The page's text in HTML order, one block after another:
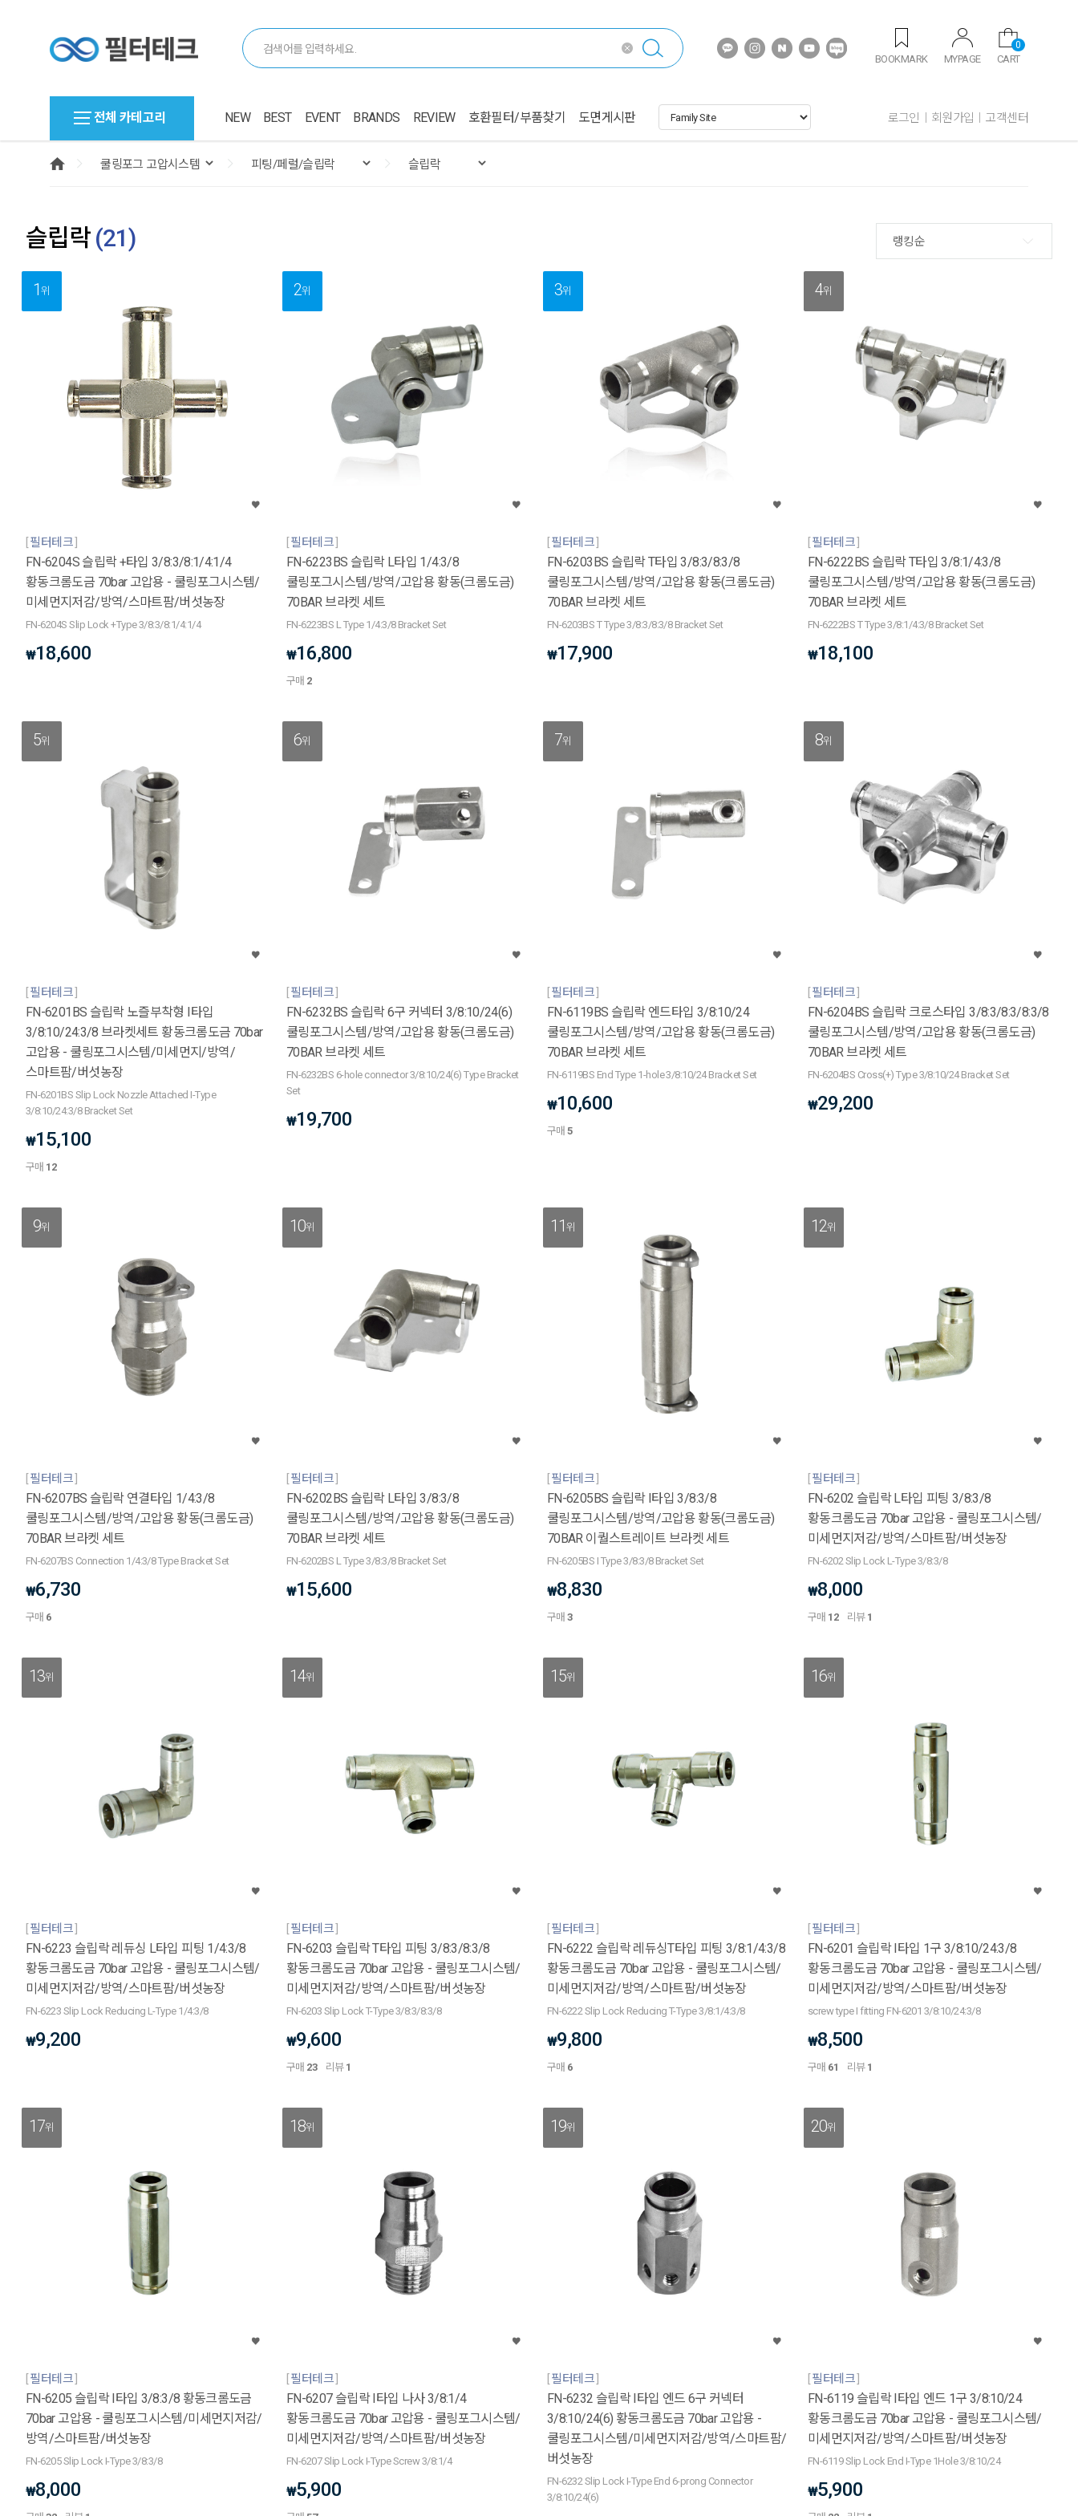
BOOKMARK MYPAGE CART
0
전체 카테고리 NEW BEST EVENT BRANDS REVIEW 호환필터/부품찾기 도면게시판 로그인 회원가입 고객센터
슬립락 (21) 랭킹순
1위
필터테크
FN-6204S 슬립락 +타입 3/8:3/8:1/4:1/4
황동크롬도금 70bar 고압용 - 쿨링포그시스템/
미세먼지저감/방역/스마트팜/버섯농장
FN-6204S Slip Lock +Type 3/8:3/8:1/4:1/4
₩18,600
2위
필터테크
FN-6223BS 슬립락 L타입 1/4:3/8
쿨링포그시스템/방역/고압용 황동(크롬도금)
70BAR 브라켓 세트
FN-6223BS L Type 1/4:3/8 Bracket Set
₩16,800
구매 2
3위
필터테크
FN-6203BS 슬립락 T타입 3/8:3/8:3/8
쿨링포그시스템/방역/고압용 황동(크롬도금)
70BAR 브라켓 세트
FN-6203BS T Type 3/8:3/8:3/8 Bracket Set
₩17,900
4위
필터테크
FN-6222BS 슬립락 T타입 3/8:1/4:3/8
쿨링포그시스템/방역/고압용 황동(크롬도금)
70BAR 브라켓 세트
FN-6222BS T Type 3/8:1/4:3/8 Bracket Set
₩18,100
5위
필터테크
FN-6201BS 슬립락 노즐부착형 I타입
3/8:10/24:3/8 브라켓세트 황동크롬도금 70bar
고압용 - 쿨링포그시스템/미세먼지/방역/
스마트팜/버섯농장
FN-6201BS Slip Lock Nozzle Attached I-Type
3/8:10/24:3/8 Bracket Set
₩15,100
구매 12
6위
필터테크
FN-6232BS 슬립락 6구 커넥터 3/8:10/24(6)
쿨링포그시스템/방역/고압용 황동(크롬도금)
70BAR 브라켓 세트
FN-6232BS 6-hole connector 3/8:10/24(6) Type Bracket
Set
₩19,700
7위
필터테크
FN-6119BS 슬립락 엔드타입 3/8:10/24
쿨링포그시스템/방역/고압용 황동(크롬도금)
70BAR 브라켓 세트
FN-6119BS End Type 1-hole 3/8:10/24 Bracket Set
₩10,600
구매5
8위
필터테크
FN-6204BS 슬립락 크로스타입 3/8:3/8:3/8:3/8
쿨링포그시스템/방역/고압용 황동(크롬도금)
70BAR 브라켓 세트
FN-6204BS Cross(+) Type 3/8:10/24 Bracket Set
₩29,200
9위
필터테크
FN-6207BS 슬립락 연결타입 1/4:3/8
쿨링포그시스템/방역/고압용 황동(크롬도금)
70BAR 브라켓 세트
FN-6207BS Connection 1/4:3/8 Type Bracket Set
₩6,730
구매 6
10위
필터테크
FN-6202BS 슬립락 L타입 3/8:3/8
쿨링포그시스템/방역/고압용 황동(크롬도금)
70BAR 브라켓 세트
FN-6202BS L Type 3/8:3/8 Bracket Set
₩15,600
11위
필터테크
FN-6205BS 슬립락 I타입 3/8:3/8
쿨링포그시스템/방역/고압용 황동(크롬도금)
70BAR 이퀄스트레이트 브라켓 세트
FN-6205BS I Type 3/8:3/8 Bracket Set
₩8,830
구매3
12위
필터테크
FN-6202 슬립락 L타입 피팅 3/8:3/8
황동크롬도금 70bar 고압용 - 쿨링포그시스템/
미세먼지저감/방역/스마트팜/버섯농장
FN-6202 Slip Lock L-Type 3/8:3/8
₩8,000
구매 12 리뷰 1
13위
필터테크
FN-6223 슬립락 레듀싱 L타입 피팅 1/4:3/8
황동크롬도금 70bar 고압용 - 쿨링포그시스템/
미세먼지저감/방역/스마트팜/버섯농장
FN-6223 Slip Lock Reducing L-Type 1/4:3/8
₩9,200
14위
필터테크
FN-6203 슬립락 T타입 피팅 3/8:3/8:3/8
황동크롬도금 70bar 고압용 - 쿨링포그시스템/
미세먼지저감/방역/스마트팜/버섯농장
FN-6203 Slip Lock T-Type 3/8:3/8:3/8
₩9,600
구매 23 리뷰 1
15위
필터테크
FN-6222 슬립락 레듀싱T타입 피팅 3/8:1/4:3/8
황동크롬도금 70bar 고압용 - 쿨링포그시스템/
미세먼지저감/방역/스마트팜/버섯농장
FN-6222 Slip Lock Reducing T-Type 3/8:1/4:3/8
₩9,800
구매 6
16위
필터테크
FN-6201 슬립락 I타입 1구 3/8:10/24:3/8
황동크롬도금 70bar 고압용 - 쿨링포그시스템/
미세먼지저감/방역/스마트팜/버섯농장
screw type I fitting FN-6201 3/8:10/24:3/8
₩8,500
구매 61 리뷰 1
17위
필터테크
FN-6205 슬립락 I타입 3/8:3/8 황동크롬도금
70bar 고압용 - 쿨링포그시스템/미세먼지저감/
방역/스마트팜/버섯농장
FN-6205 Slip Lock I-Type 3/8:3/8
₩8,000
18위
필터테크
FN-6207 슬립락 I타입 나사 3/8:1/4
황동크롬도금 70bar 고압용 - 쿨링포그시스템/
미세먼지저감/방역/스마트팜/버섯농장
FN-6207 Slip Lock I-Type Screw 3/8:1/4
₩5,900
19위
필터테크
FN-6232 슬립락 I타입 엔드 6구 커넥터
3/8:10/24(6) 황동크롬도금 70bar 고압용 -
쿨링포그시스템/미세먼지저감/방역/스마트팜/
버섯농장
FN-6232 Slip Lock I-Type End 6-prong Connector
3/8:10/24(6)
20위
필터테크
FN-6119 슬립락 I타입 엔드 1구 3/8:10/24
황동크롬도금 70bar 고압용 - 쿨링포그시스템/
미세먼지저감/방역/스마트팜/버섯농장
FN-6119 Slip Lock End I-Type 1Hole 3/8:10/24
₩5,900